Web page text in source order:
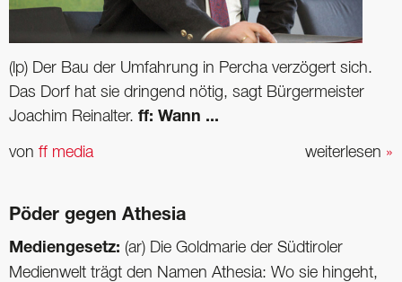
(lp) Der Bau der Umfahrung in Percha verzögert sich.
Das Dorf hat sie dringend nötig, sagt Bürgermeister
Joachim Reinalter. ff: Wann ...
weiterlesen »
von ff media
Pöder gegen Athesia
Mediengesetz: (ar) Die Goldmarie der Südtiroler
Medienwelt trägt den Namen Athesia: Wo sie hingeht,